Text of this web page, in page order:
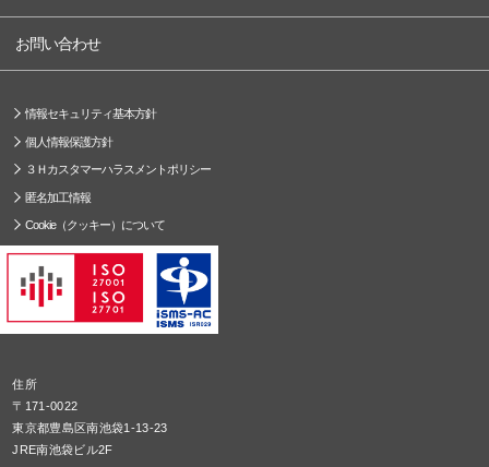
お問い合わせ
情報セキュリティ基本方針
個人情報保護方針
３Ｈカスタマーハラスメントポリシー
匿名加工情報
Cookie（クッキー）について
住所
〒171-0022
東京都豊島区南池袋1-13-23
JRE南池袋ビル2F